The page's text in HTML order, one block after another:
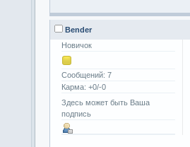
Bender
Новичок
Сообщений: 7
Карма: +0/-0
Здесь может быть Ваша
подпись